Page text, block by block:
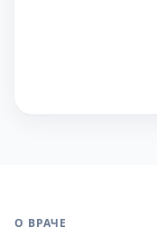
О ВРАЧЕ